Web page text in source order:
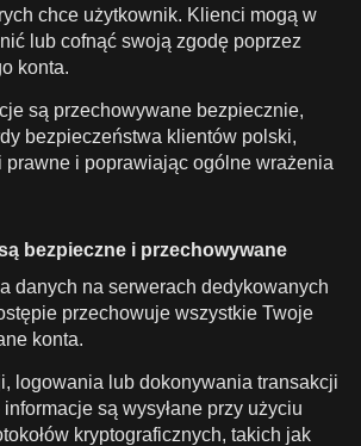
chce użytkownik. Klienci mogą w
lub cofnąć swoją zgodę poprzez
konta.
są przechowywane bezpiecznie,
bezpieczeństwa klientów polski,
prawne i poprawiając ogólne wrażenia
bezpieczne i przechowywane
danych na serwerach dedykowanych
przechowuje wszystkie Twoje
konta.
logowania lub dokonywania transakcji
są wysyłane przy użyciu
kryptograficznych, takich jak